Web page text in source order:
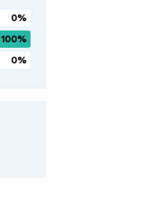
0%
100%
0%